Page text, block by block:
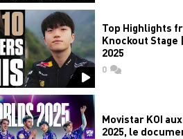
Top Highlights
Knockout Stage
2025
0commentaires
Movistar KOI
2025, le